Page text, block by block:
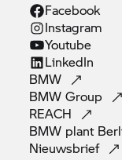
Facebook
Instagram
Youtube
LinkedIn
BMW
BMWGroup
REACH
BMW plant
Nieuwsbrief